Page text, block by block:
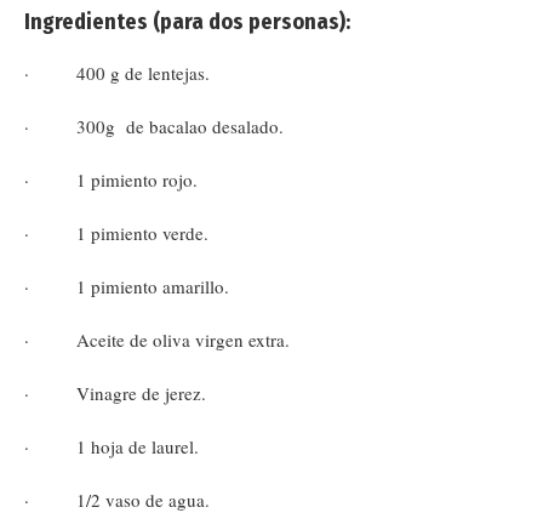
Ingredientes (para dos personas):
· 400 g de lentejas.
· 300g de bacalao desalado.
· 1 pimiento rojo.
· 1 pimiento verde.
· 1 pimiento amarillo.
· Aceite de oliva virgen extra.
· Vinagre de jerez.
· 1 hoja de laurel.
· 1/2 vaso de agua.